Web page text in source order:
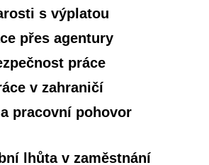
s výplatou
přes agentury
práce
v zahraničí
pracovní pohovor
lhůta v zaměstnání